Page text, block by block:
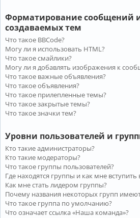
Форматирование сообщений
создаваемых тем
Что такое BBCode?
Могу ли я использовать HTML?
Что такое смайлики?
Могу ли я добавлять изображения к
Что такое важные объявления?
Что такое объявления?
Что такое прилепленные темы?
Что такое закрытые темы?
Что такое значки тем?
Уровни пользователей и
Кто такие администраторы?
Кто такие модераторы?
Что такое группы пользователей?
Где находятся группы и как мне вступить
Как мне стать лидером группы?
Почему названия некоторых групп
Что такое группа по умолчанию?
Что означает ссылка «Наша команда»?